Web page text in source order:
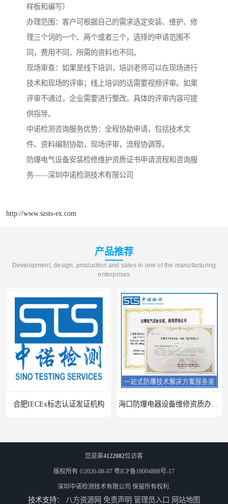
样板和编写）
办理范围：客户可根据自己的需求选定安装、维护、修
理三个词的一个、两个或者三个，选择的申请范围不
同，费用不同、所需的资料也不同。
现场审查：如果是线下培训，培训老师可以在现场进行
技术和现场的评审；线上培训的话需要视频评审。如果
评审不通过，企业需要进行整改。具体的评审内容可提
供指导。
中诺检测咨询服务优势：全程协助申请，包括技术文
件、资料编制协助，现场评审，流程协调等。
防爆电气设备安装检修维护资质证书申请流程和咨询服
务——深圳中诺检测技术有限公司
http://www.szsts-ex.com
产品推荐
Development, design, production and sales in one of the manufacturing
enterprises
合肥IECEx标志认证发证机构
您是第4122082位访客
版权所有 ©2026-08-07 粤ICP备18004888号-17
深圳中诺检测技术有限公司 保留所有权利.
技术支持： 八方资源网 免责声明 管理员入口 网站地图